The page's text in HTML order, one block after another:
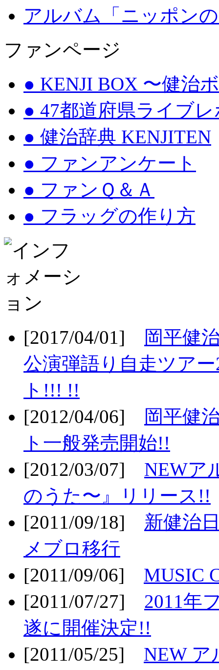
アルバム「ニッポン
ファンページ
● KENJI BOX 〜健治
● 47都道府県ライブ
● 健治辞典 KENJITEN
● ファンアンケート
● ファンＱ＆Ａ
● フラッグの作り方
[2017/04/01]
岡平健
公演弾語り自走ツア
ト!!! !!
[2012/04/06]
岡平健
ト一般発売開始!!
[2012/03/07] NEWア
のうた〜』リリース!!
[2011/09/18] 新健治
メブロ移行
[2011/09/06] MUSIC
[2011/07/27] 2011年
遂に開催決定!!
[2011/05/25] NEW